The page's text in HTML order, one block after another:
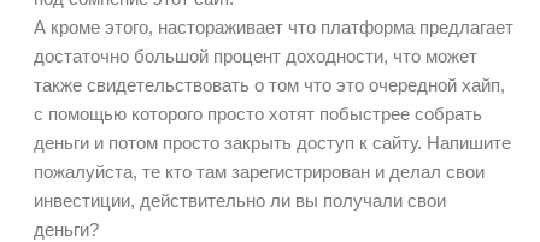
А кроме этого, настораживает что платформа предлагает
достаточно большой процент доходности, что может
также свидетельствовать о том что это очередной хайп,
с помощью которого просто хотят побыстрее собрать
деньги и потом просто закрыть доступ к сайту. Напишите
пожалуйста, те кто там зарегистрирован и делал свои
инвестиции, действительно ли вы получали свои
деньги?